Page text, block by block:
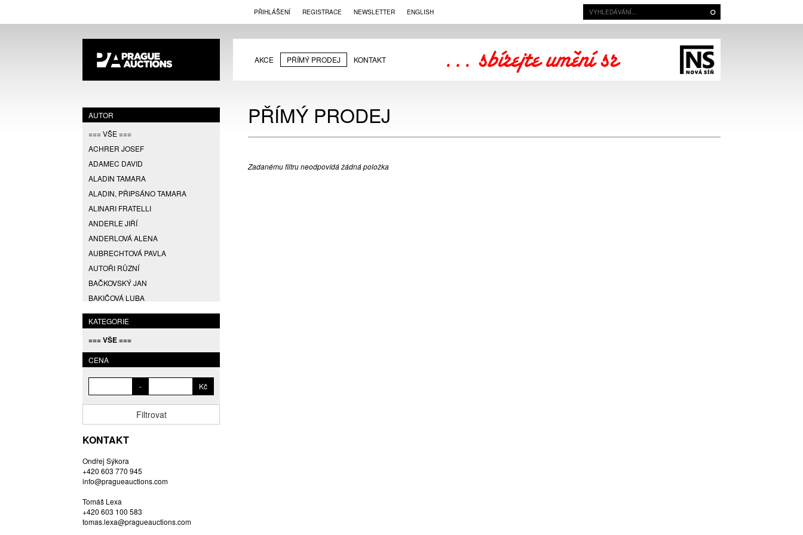
PŘIHLÁŠENÍ REGISTRACE NEWSLETTER ENGLISH
AKCE PŘÍMÝ PRODEJ KONTAKT
AUTOR
=== VŠE ===
ACHRER JOSEF
ADAMEC DAVID
ALADIN TAMARA
ALADIN, PŘIPSÁNO TAMARA
ALINARI FRATELLI
ANDERLE JIŘÍ
ANDERLOVÁ ALENA
AUBRECHTOVÁ PAVLA
AUTOŘI RŮZNÍ
BAČKOVSKÝ JAN
BAKIČOVÁ LUBA
BALCAR JIŘÍ
BALCAR KAREL
BALCAR MARTIN
BALÍČEK PETR
BARTKO MAREK
BARTOŇ DAVID
BASTL ROMAN
BAUCH JAN
BAUER VL.
BEDNÁŘOVÁ EVA
BĚHAL DOMINIK
KATEGORIE
=== VŠE ===
CENA
- Kč
Filtrovat
KONTAKT
Ondřej Sýkora
+420 603 770 945
info@pragueauctions.com
Tomáš Lexa
+420 603 100 583
tomas.lexa@pragueauctions.com
PŘÍMÝ PRODEJ
Zadanému filtru neodpovídá žádná položka